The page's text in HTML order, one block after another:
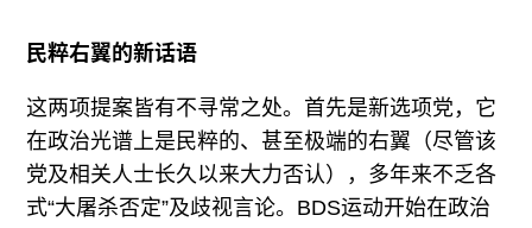
民粹右翼的新话语
这两项提案皆有不寻常之处。首先是新选项党，它
在政治光谱上是民粹的、甚至极端的右翼（尽管该
党及相关人士长久以来大力否认），多年来不乏各
式“大屠杀否定”及歧视言论。BDS运动开始在政治